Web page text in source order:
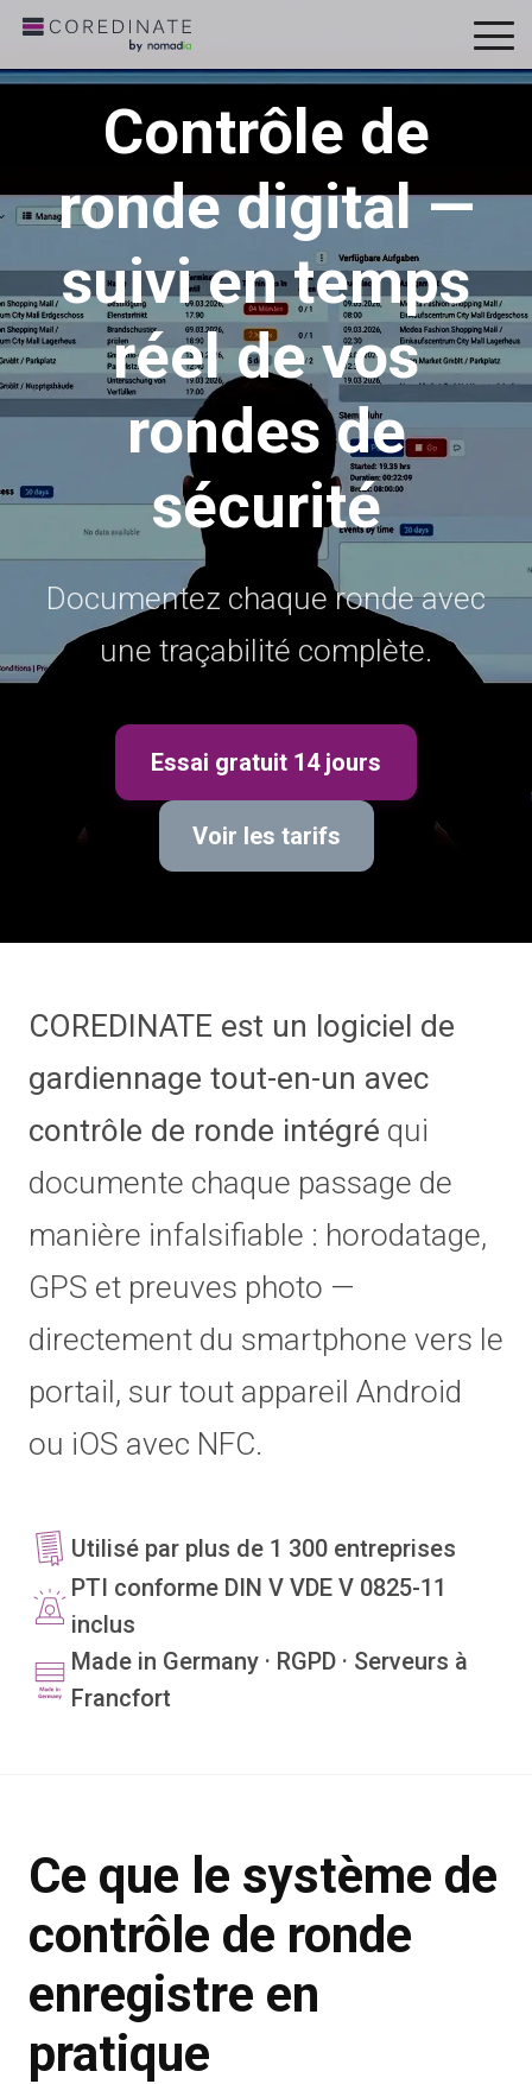
Contrôle de
ronde digital —
suivi en temps
réel de vos
rondes de
sécurité
Documentez chaque ronde avec
une traçabilité complète.
Essai gratuit 14 jours
Voir les tarifs
COREDINATE est un logiciel de
gardiennage tout-en-un avec
contrôle de ronde intégré qui
documente chaque passage de
manière infalsifiable : horodatage,
GPS et preuves photo —
directement du smartphone vers le
portail, sur tout appareil Android
ou iOS avec NFC.
Utilisé par plus de 1 300 entreprises
PTI conforme DIN V VDE V 0825-11
inclus
Made in Germany · RGPD · Serveurs à
Francfort
Ce que le système de
contrôle de ronde
enregistre en
pratique